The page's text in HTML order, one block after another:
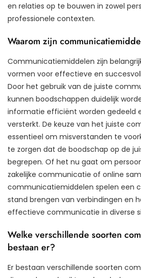
en relaties op te bouwen in zowel
professionele contexten.
Waarom zijn
Communicatiemiddelen zijn
vormen voor effectieve en
Door het gebruik van de juiste
kunnen boodschappen duidelijk
informatie efficiënt worden gedeeld
versterkt. De keuze van het juiste
essentieel om misverstanden te
te zorgen dat de boodschap op de
begrepen. Of het nu gaat om
zakelijke communicatie of online
communicatiemiddelen spelen een
stand brengen van verbindingen en
effectieve communicatie in diverse
Welke verschillende soorten
bestaan er?
Er bestaan verschillende soorten